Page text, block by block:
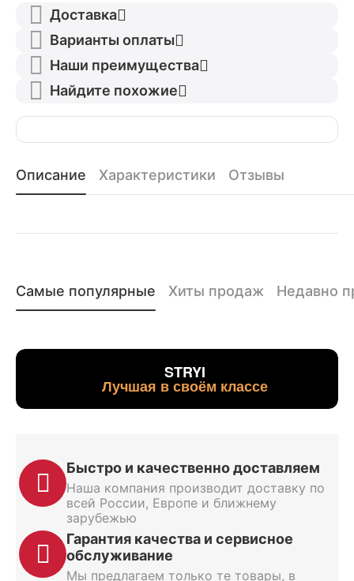
Доставка
Варианты оплаты
Наши преимущества
Найдите похожие
Описание Характеристики Отзывы
Самые популярные Хиты продаж Недавно
STRYI
Лучшая в своём классе
Быстро и качественно доставляем
Наша компания производит доставку по
всей России, Европе и ближнему
зарубежью
Гарантия качества и сервисное
обслуживание
Мы предлагаем только те товары, в